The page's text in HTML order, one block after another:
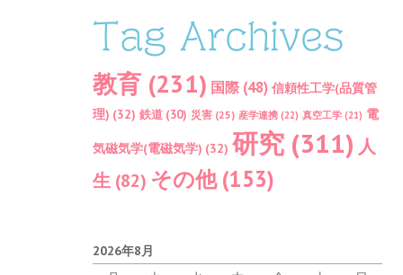
Tag Archives
教育 (231) 国際 (48) 信頼性工学(品質管
理) (32) 鉄道 (30) 災害 (25) 産学連携 (22) 真空工学 (21) 電
気磁気学(電磁気学) (32) 研究 (311) 人
生 (82) その他(153)
2026年8月